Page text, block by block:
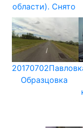
области). Снято
Образцовка